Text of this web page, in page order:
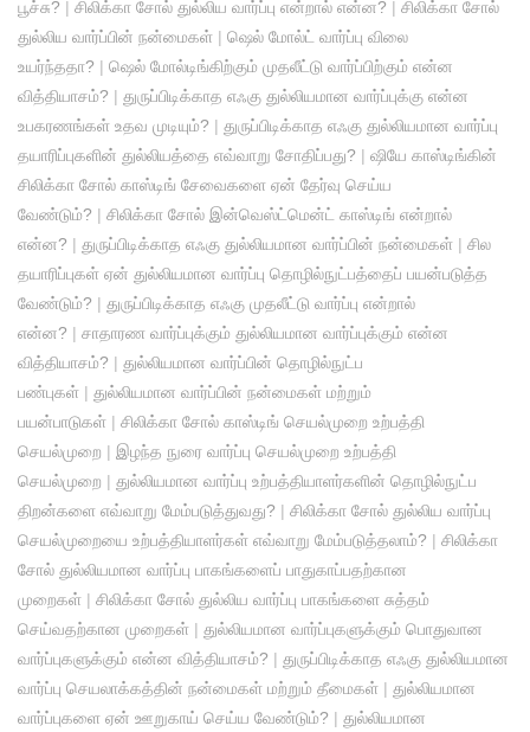
பூச்சு? | சிலிக்கா சோல் துல்லிய வார்ப்பு என்றால் என்ன? | சிலிக்கா சோல்
துல்லிய வார்ப்பின் நன்மைகள் | ஷெல் மோல்ட் வார்ப்பு விலை
உயர்ந்ததா? | ஷெல் மோல்டிங்கிற்கும் முதலீட்டு வார்ப்பிற்கும் என்ன
வித்தியாசம்? | துருப்பிடிக்காத எஃகு துல்லியமான வார்ப்புக்கு என்ன
உபகரணங்கள் உதவ முடியும்? | துருப்பிடிக்காத எஃகு துல்லியமான வார்ப்பு
தயாரிப்புகளின் துல்லியத்தை எவ்வாறு சோதிப்பது? | ஷியே காஸ்டிங்கின்
சிலிக்கா சோல் காஸ்டிங் சேவைகளை ஏன் தேர்வு செய்ய
வேண்டும்? | சிலிக்கா சோல் இன்வெஸ்ட்மென்ட் காஸ்டிங் என்றால்
என்ன? | துருப்பிடிக்காத எஃகு துல்லியமான வார்ப்பின் நன்மைகள் | சில
தயாரிப்புகள் ஏன் துல்லியமான வார்ப்பு தொழில்நுட்பத்தைப் பயன்படுத்த
வேண்டும்? | துருப்பிடிக்காத எஃகு முதலீட்டு வார்ப்பு என்றால்
என்ன? | சாதாரண வார்ப்புக்கும் துல்லியமான வார்ப்புக்கும் என்ன
வித்தியாசம்? | துல்லியமான வார்ப்பின் தொழில்நுட்ப
பண்புகள் | துல்லியமான வார்ப்பின் நன்மைகள் மற்றும்
பயன்பாடுகள் | சிலிக்கா சோல் காஸ்டிங் செயல்முறை உற்பத்தி
செயல்முறை | இழந்த நுரை வார்ப்பு செயல்முறை உற்பத்தி
செயல்முறை | துல்லியமான வார்ப்பு உற்பத்தியாளர்களின் தொழில்நுட்ப
திறன்களை எவ்வாறு மேம்படுத்துவது? | சிலிக்கா சோல் துல்லிய வார்ப்பு
செயல்முறையை உற்பத்தியாளர்கள் எவ்வாறு மேம்படுத்தலாம்? | சிலிக்கா
சோல் துல்லியமான வார்ப்பு பாகங்களைப் பாதுகாப்பதற்கான
முறைகள் | சிலிக்கா சோல் துல்லிய வார்ப்பு பாகங்களை சுத்தம்
செய்வதற்கான முறைகள் | துல்லியமான வார்ப்புகளுக்கும் பொதுவான
வார்ப்புகளுக்கும் என்ன வித்தியாசம்? | துருப்பிடிக்காத எஃகு துல்லியமான
வார்ப்பு செயலாக்கத்தின் நன்மைகள் மற்றும் தீமைகள் | துல்லியமான
வார்ப்புகளை ஏன் ஊறுகாய் செய்ய வேண்டும்? | துல்லியமான